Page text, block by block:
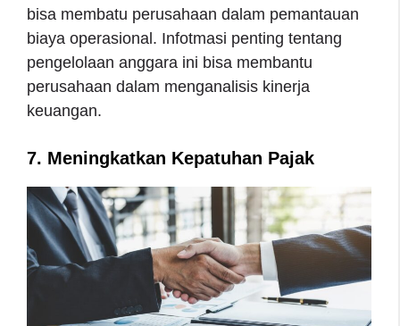
bisa membatu perusahaan dalam pemantauan
biaya operasional. Infotmasi penting tentang
pengelolaan anggara ini bisa membantu
perusahaan dalam menganalisis kinerja
keuangan.
7. Meningkatkan Kepatuhan Pajak